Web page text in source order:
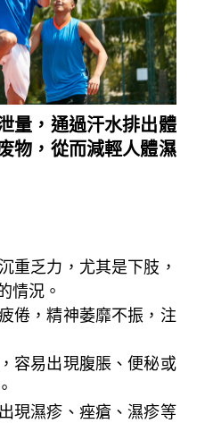
量，通過汗水排出體
物，從而減輕人體濕
重乏力，尤其是下肢，
情況。
倦，精神萎靡不振，注
容易出現腹脹、便秘或
現濕疹、痤瘡、濕疹等